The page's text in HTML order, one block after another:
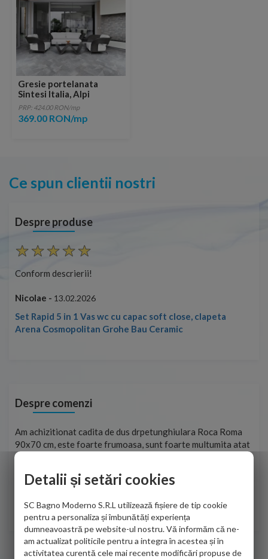
Gresie portelanata
Sintesi Italia, Alpi
Muretto Grigio 60x20
cm
PRP: 424.00 RON/mp
369.00 RON/mp
Ce spun clientii nostri
Despre produse
Conform descrierii!
Nicolae - 13.02.2026
Set Rapid 5 in 1 Vas wc cu capac soft close, clapeta
Arena Cosmopolitan Grohe Bau Ceramic
Despre comenzi
Am achizitionat cadita de dus drpetunghiulara Roca Roma
90x70 cm, este foarte frumoasa, sunt foarte multumita atat
de personalul firmei dvs. cu care am colaborat in obtinerea
adus coletul in siguranta.Numai bine, va doresc!
Sofrone Viviana -28.07.2026
Detalii și setări cookies
SC Bagno Moderno S.R.L utilizează fișiere de tip cookie
pentru a personaliza și îmbunătăți experiența
dumneavoastră pe website-ul nostru. Vă informăm că ne-
am actualizat politicile pentru a integra în acestea și în
activitatea curentă cele mai recente modificări propuse de